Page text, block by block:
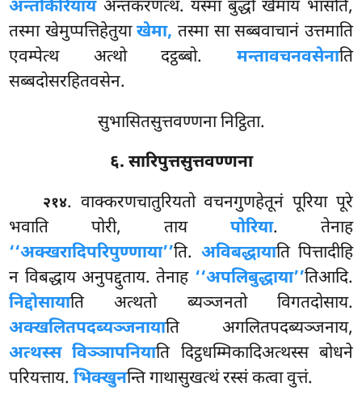
अन्तकिरियायअन्तकरणत्थं. यस्मा बुद्धो खेमाय भासति,
तस्मा खेमुप्पत्तिहेतुयाखेमा, तस्मा सा सब्बवाचानं उत्तमाति
एवम्पेत्थ अत्थो दट्ठब्बो. मन्तावचनवसेनाति
सब्बदोसरहितवसेन.
सुभासितसुत्तवण्णना निट्ठिता.
६. सारिपुत्तसुत्तवण्णना
२१४. वाक्करणचातुरियतो वचनगुणहेतूनं पूरिया पूरे
भवाति पोरी, ताय पोरिया. तेनाह
‘‘अक्खरादिपरिपुण्णाया’’ति. अविबद्धायाति पित्तादीहि
न विबद्धाय अनुपद्दुताय. तेनाह ‘‘अपलिबुद्धाया’’तिआदि.
निद्दोसायाति अत्थतो ब्यञ्जनतो विगतदोसाय.
अक्खलितपदब्यञ्जनायाति अगलितपदब्यञ्जनाय,
अत्थस्स विञ्ञापनियाति दिट्ठधम्मिकादिअत्थस्स बोधने
परियत्ताय.भिक्खुनन्ति गाथासुखत्थं रस्सं कत्वा वुत्तं.